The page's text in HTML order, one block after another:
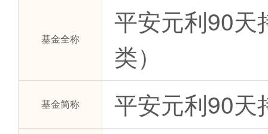
基金全称
平安元利90天
类）
基金简称 平安元利90天